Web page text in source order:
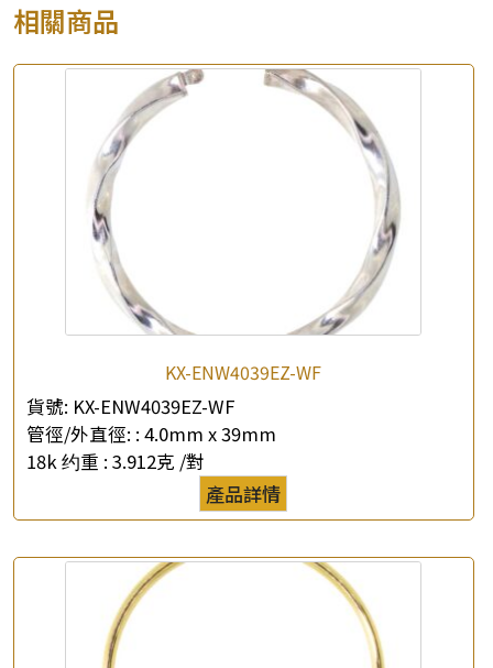
產品查詢
*
*聯絡電話
查詢以下產品
相關商品
KX-ENW4039EZ-WF
貨號: KX-ENW4039EZ-WF
管徑/外直徑: : 4.0mm x 39mm
18k 约重 : 3.912克 /對
產品詳情